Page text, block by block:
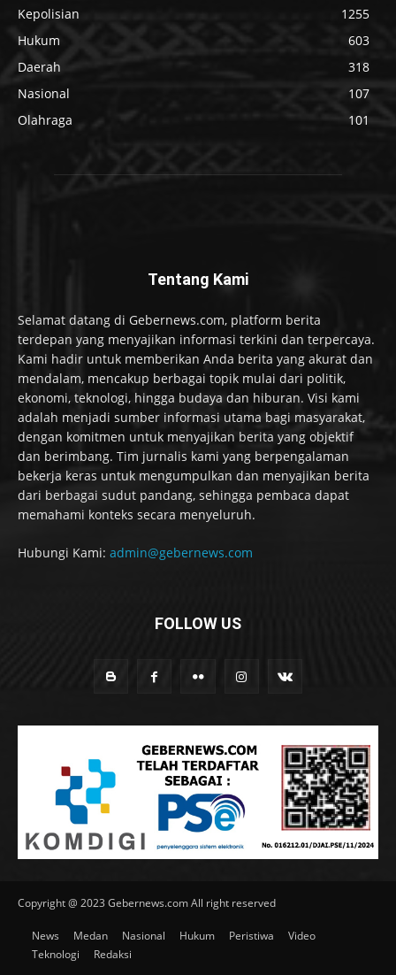
Kepolisian
1255
Hukum
603
Daerah
318
Nasional
107
Olahraga
101
Tentang Kami
Selamat datang di Gebernews.com, platform berita
terdepan yang menyajikan informasi terkini dan terpercaya.
Kami hadir untuk memberikan Anda berita yang akurat dan
mendalam, mencakup berbagai topik mulai dari politik,
ekonomi, teknologi, hingga budaya dan hiburan. Visi kami
adalah menjadi sumber informasi utama bagi masyarakat,
dengan komitmen untuk menyajikan berita yang objektif
dan berimbang. Tim jurnalis kami yang berpengalaman
bekerja keras untuk mengumpulkan dan menyajikan berita
dari berbagai sudut pandang, sehingga pembaca dapat
memahami konteks secara menyeluruh.
Hubungi Kami: admin@gebernews.com
FOLLOW US
Copyright @ 2023 Gebernews.com All right reserved
News Medan Nasional Hukum Peristiwa
Video
Teknologi
Redaksi